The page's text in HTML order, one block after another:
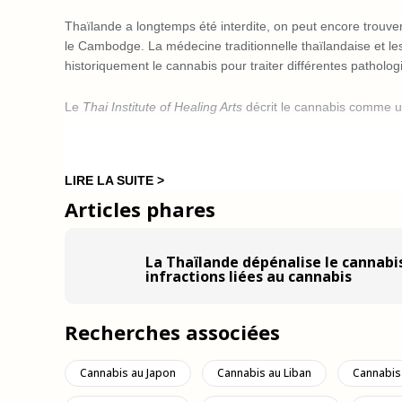
Thaïlande a longtemps été interdite, on peut encore
le Cambodge. La médecine traditionnelle thaïlandaise et
historiquement le cannabis pour traiter différentes
Le Thai Institute of Healing Arts décrit le cannabis comme
vêtements et d’autres articles. Aujourd’hui encore, les
Thaïlande.
mains pendant les combats avec des bandages de
L’association de la Thaïlande avec l’usage récréatif du
accueilli les principales bases des soldats américains
LIRE LA SUITE >
Articles phares
La Thaïlande dépénalise le
infractions liées au cannabis
Recherches associées
Cannabis au Japon Cannabis au Liban